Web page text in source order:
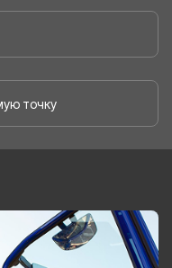
точку